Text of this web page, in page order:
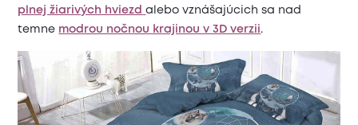
plnej žiarivých hviezd
alebo vznášajúcich sa nad
temne modrou nočnou krajinou v 3D verzii.